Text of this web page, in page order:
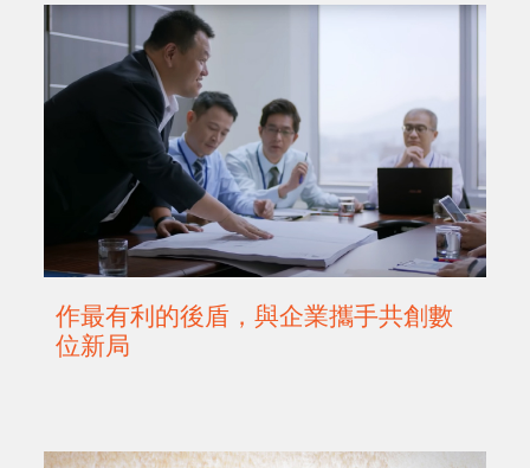
作最有利的後盾，與企業攜手共創數
位新局